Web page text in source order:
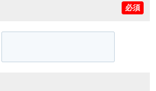
必須